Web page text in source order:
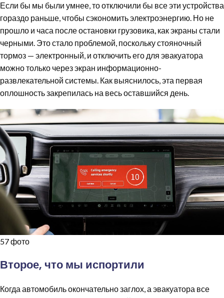
Если бы мы были умнее, то отключили бы все эти устройства
гораздо раньше, чтобы сэкономить электроэнергию. Но не
прошло и часа после остановки грузовика, как экраны стали
черными. Это стало проблемой, поскольку стояночный
тормоз — электронный, и отключить его для эвакуатора
можно только через экран информационно-
развлекательной системы. Как выяснилось, эта первая
оплошность закрепилась на весь оставшийся день.
57 фото
Второе, что мы испортили
Когда автомобиль окончательно заглох, а эвакуатора все